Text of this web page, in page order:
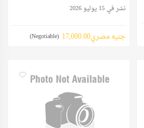
نشر في 15 يوليو 2026
جنيه مصري17,000.00 (Negotiable)